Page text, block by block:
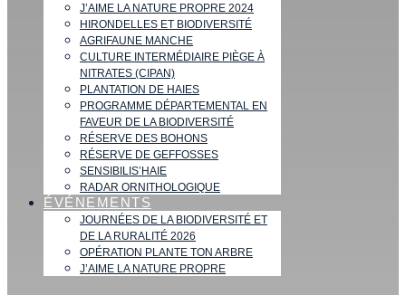
J’AIME LA NATURE PROPRE 2024
HIRONDELLES ET BIODIVERSITÉ
AGRIFAUNE MANCHE
CULTURE INTERMÉDIAIRE PIÈGE À
NITRATES (CIPAN)
PLANTATION DE HAIES
PROGRAMME DÉPARTEMENTAL EN
FAVEUR DE LA BIODIVERSITÉ
RÉSERVE DES BOHONS
RÉSERVE DE GEFFOSSES
SENSIBILIS’HAIE
RADAR ORNITHOLOGIQUE
ÉVÉNEMENTS
JOURNÉES DE LA BIODIVERSITÉ ET
DE LA RURALITÉ 2026
OPÉRATION PLANTE TON ARBRE
J’AIME LA NATURE PROPRE